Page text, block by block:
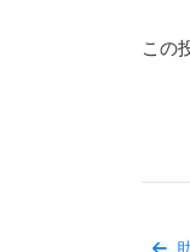
この